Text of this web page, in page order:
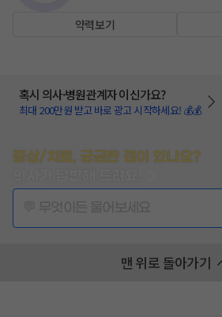
약력보기
혹시 의사·병원관계자 이신가요?
최대 200만원 받고 바로 광고 시작하세요! 💰💰
증상/치료, 궁금한 점이 있나요?
맨 위로 돌아가기